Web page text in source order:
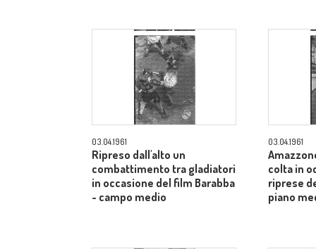
03.04.1961
Ripreso dall'alto un
combattimento tra gladiatori
in occasione del film Barabba
- campo medio
03.04.1961
colta in
riprese
piano